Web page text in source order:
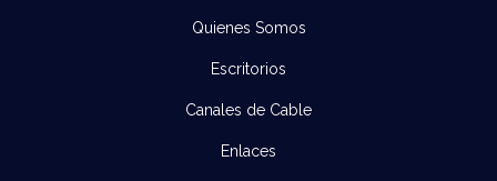
Quienes Somos
Escritorios
Canales de Cable
Enlaces